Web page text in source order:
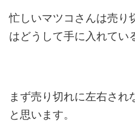
忙しいマツコさんは売り
はどうして手に入れてい
まず売り切れに左右され
と思います。